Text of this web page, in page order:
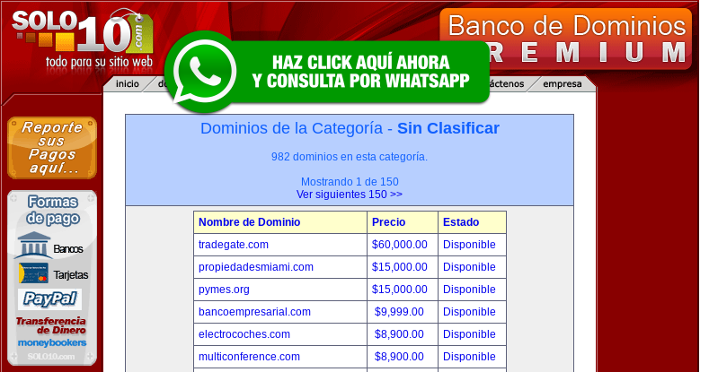
Dominios de la Categoría - Sin Clasificar
982 dominios en esta categoría.
Mostrando 1 de 150
Ver siguientes 150 >>
Nombre de Dominio Precio
Estado
tradegate.com
$60,000.00
Disponible
propiedadesmiami.com
$15,000.00
Disponible
pymes.org
$15,000.00
Disponible
bancoempresarial.com
$9,999.00
Disponible
electrocoches.com
$8,900.00
Disponible
multiconference.com
$8,900.00
Disponible